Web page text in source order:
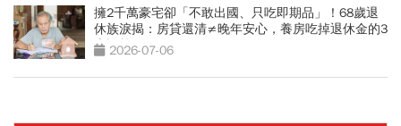
擁2千萬豪宅卻「不敢出國、只吃即期品」！68歲退
休族淚揭：房貸還清≠晚年安心，養房吃掉退休金的3
大誤算
2026-07-06